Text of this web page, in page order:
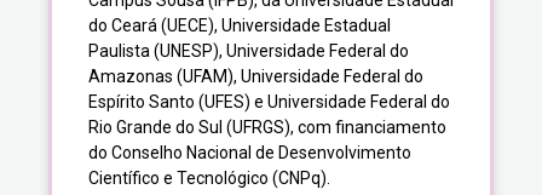
do Ceará (UECE), Universidade Estadual
Paulista (UNESP), Universidade Federal do
Amazonas (UFAM), Universidade Federal do
Espírito Santo (UFES) e Universidade Federal do
Rio Grande do Sul (UFRGS), com financiamento
do Conselho Nacional de Desenvolvimento
Científico e Tecnológico (CNPq).